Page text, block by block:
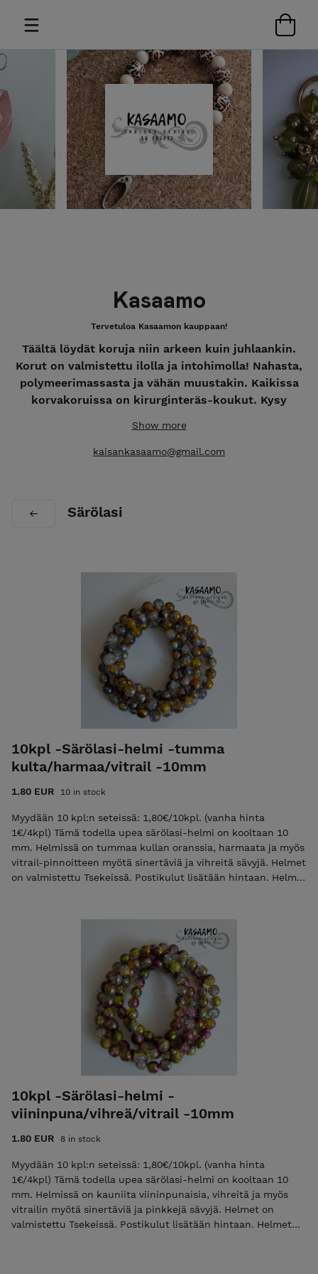
Kasaamo
Tervetuloa Kasaamon kauppaan!
Täältä löydät koruja niin arkeen kuin juhlaankin.
Korut on valmistettu ilolla ja intohimolla! Nahasta,
polymeerimassasta ja vähän muustakin. Kaikissa
korvakoruissa on kirurginteräs-koukut. Kysy
luomiseen - käsityötä Kangasalta.
Myös jälleenmyyntiin! Tiedustelut ja tilaukset
Show more
kaisankasaamo@gmail.com
Särölasi
10kpl -Särölasi-helmi -tumma
kulta/harmaa/vitrail -10mm
1.80 EUR 10 in stock
Myydään 10 kpl:n seteissä: 1,80€/10kpl. (vanha hinta
1€/4kpl) Tämä todella upea särölasi-helmi on kooltaan 10
mm. Helmissä on tummaa kullan oranssia, harmaata ja myös
vitrail-pinnoitteen myötä sinertäviä ja vihreitä sävyjä. Helmet
on valmistettu Tsekeissä. Postikulut lisätään hintaan. Helmet
pahvisessa postituslaatikossa, seurantakoodilla.
10kpl -Särölasi-helmi -
viininpuna/vihreä/vitrail -10mm
1.80 EUR 8 in stock
Myydään 10 kpl:n seteissä: 1,80€/10kpl. (vanha hinta
1€/4kpl) Tämä todella upea särölasi-helmi on kooltaan 10
mm. Helmissä on kauniita viininpunaisia, vihreitä ja myös
vitrailin myötä sinertäviä ja pinkkejä sävyjä. Helmet on
valmistettu Tsekeissä. Postikulut lisätään hintaan. Helmet